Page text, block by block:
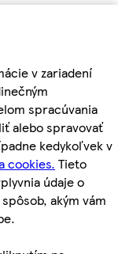
v zariadení
spracúvania
alebo spravovať
kedykoľvek v
cookies. Tieto
údaje o
akým vám